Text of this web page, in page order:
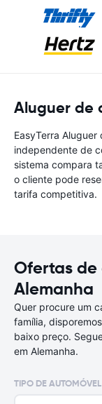
Aluguer de
EasyTerra Aluguer
independente de
sistema compara
o cliente pode
tarifa competitiva.
Ofertas
Alemanha
Quer procure um
família,
baixo preço.
em Alemanha.
TIPO DE AUTOMÓVEL